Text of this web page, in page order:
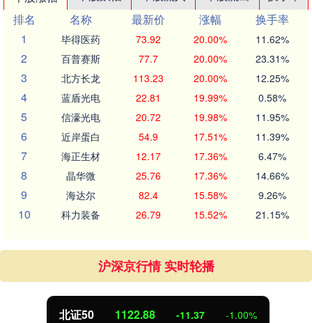
排名
名称 最新价 涨幅
换手率
1
毕得医药 73.92 20.00% 11.62%
2 百普赛斯 77.7 20.00% 23.31%
3 北方长龙 113.23 20.00% 12.25%
4 蓝盾光电 22.81 19.99% 0.58%
5 信濠光电 20.72 19.98% 11.95%
6 近岸蛋白 54.9 17.51% 11.39%
7 海正生材 12.17 17.36% 6.47%
8 晶华微 25.76 17.36% 14.66%
9 海达尔 82.4 15.58% 9.26%
10 科力装备 26.79 15.52% 21.15%
沪深京行情 实时轮播
北证50 1122.88 -11.37 -1.00%